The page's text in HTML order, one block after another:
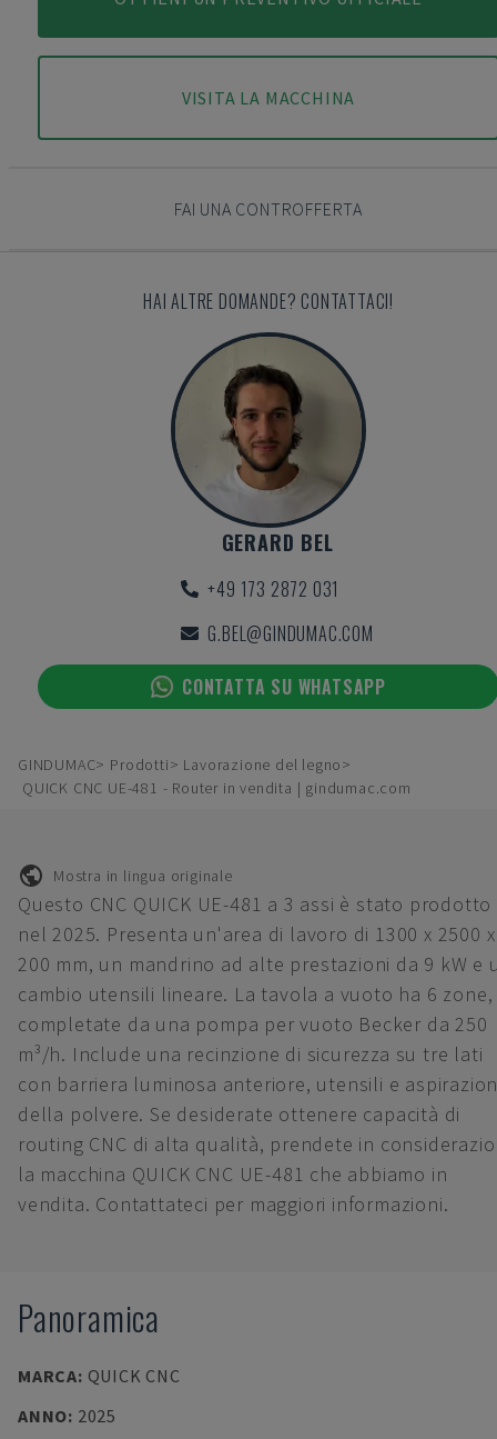
VISITA LA MACCHINA
FAI UNA CONTROFFERTA
HAI ALTRE DOMANDE? CONTATTACI!
GERARD BEL
+49 173 2872 031
G.BEL@GINDUMAC.COM
CONTATTA SU WHATSAPP
GINDUMAC Prodotti
Lavorazione del legno
QUICK CNC UE-481 - Router in vendita | gindumac.com
Mostra in lingua originale
Questo CNC QUICK UE-481 a 3 assi è stato prodotto
nel 2025. Presenta un'area di lavoro di 1300 x 2500 x
200 mm, un mandrino ad alte prestazioni da 9 kW e
cambio utensili lineare. La tavola a vuoto ha 6 zone,
completate da una pompa per vuoto Becker da 250
m³/h. Include una recinzione di sicurezza su tre lati
con barriera luminosa anteriore, utensili e
della polvere. Se desiderate ottenere capacità di
routing CNC di alta qualità, prendete in
la macchina QUICK CNC UE-481 che abbiamo in
vendita. Contattateci per maggiori informazioni.
Panoramica
MARCA: QUICK CNC
ANNO: 2025